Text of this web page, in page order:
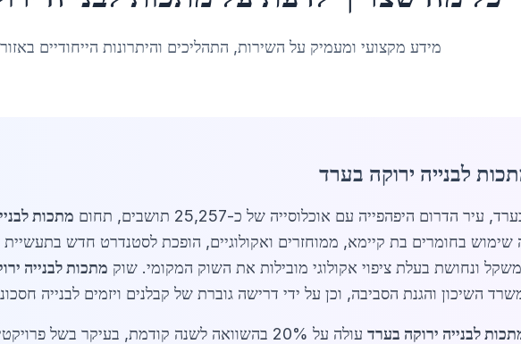
מידע מקצועי ומעמיק על השירות, התהליכים והיתרונות הייחודיים
לבנייה ירוקה בערד
מתכות
שימוש בחומרים בת קיימא, ממוחזרים ואקולוגיים, הופכת לסטנדרט חדש
ונחושת בעלת ציפוי אקולוגי מובילות את השוק המקומי. שוק מתכות לבנייה
השיכון והגנת הסביבה, וכן על ידי דרישה גוברת של קבלנים ויזמים לבנייה
לבנייה ירוקה בערד עולה על 20% בהשוואה לשנה קודמת, בעיקר בשל